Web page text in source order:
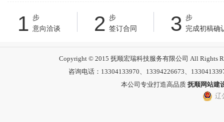
1 步
意向洽谈
2 步
签订合同
3 步
完成初稿确
Copyright © 2015 抚顺宏瑞科技服务有限公司 All Rights
咨询电话：13304133970、13394226673、
本公司专业打造高品质 抚顺网站建
辽